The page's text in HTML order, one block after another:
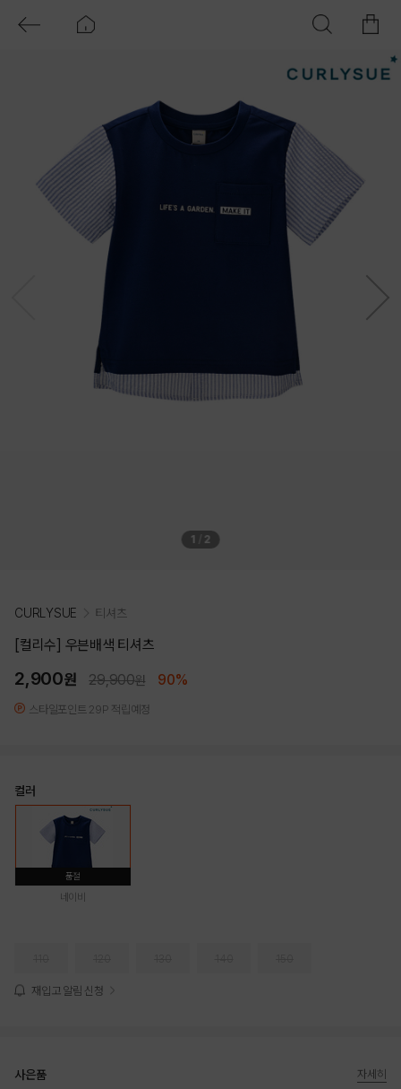
1 2
CURLYSUE 티셔츠
[컬리수] 우븐배색 티셔츠
2,900원 29,900원 90%
스타일포인트 29P 적립예정
컬러
품절
네이비
재입고 알림 신청
사은품 자세히